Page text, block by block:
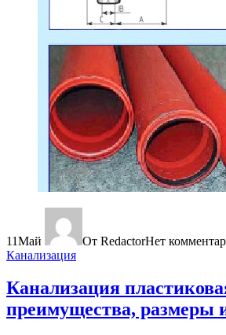
11Май От RedactorНет
Канализация
Канализация
преимущества, размеры